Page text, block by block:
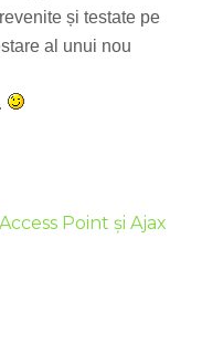
și testate pe
al unui nou
Point și Ajax